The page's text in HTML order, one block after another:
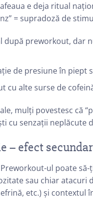
e deja ritual
= supradoză de
după preworkout, dar
de presiune în piept
cu alte surse de
mulți povestesc că
cu senzații neplăcute
– efect
ul poate
sau chiar atacuri
etc.) și contextul